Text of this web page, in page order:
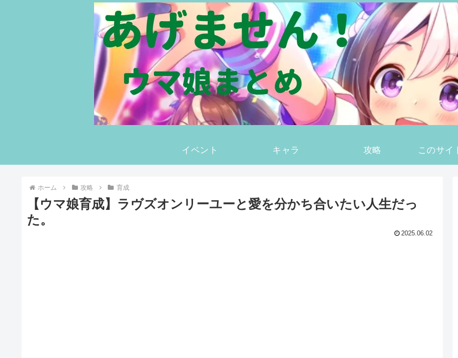
イベント キャラ 攻略 このサイ
ホーム 攻略 育成
【ウマ娘育成】ラヴズオンリーユーと愛を分かち合いたい人生だっ
た。
2025.06.02